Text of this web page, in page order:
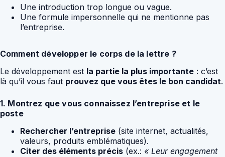
Une introduction trop longue ou vague.
Une formule impersonnelle qui ne mentionne pas
l’entreprise.
Comment développer le corps de la lettre ?
Le développement est la partie la plus importante : c’est
là qu’il vous faut prouvez que vous êtes le bon candidat.
1. Montrez que vous connaissez l’entreprise et le
poste
Rechercher l’entreprise (site internet, actualités,
valeurs, produits emblématiques).
Citer des éléments précis (ex.: « Leur engagement